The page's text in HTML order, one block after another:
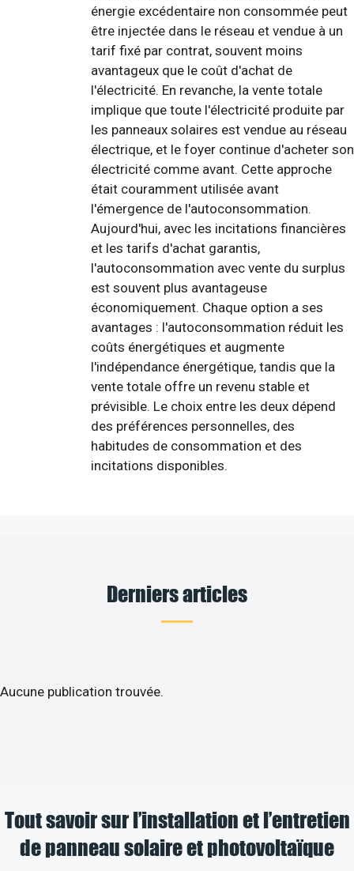
énergie excédentaire non consommée peut
être injectée dans le réseau et vendue à un
tarif fixé par contrat, souvent moins
avantageux que le coût d'achat de
l'électricité. En revanche, la vente totale
implique que toute l'électricité produite par
les panneaux solaires est vendue au réseau
électrique, et le foyer continue d'acheter son
électricité comme avant. Cette approche
était couramment utilisée avant
l'émergence de l'autoconsommation.
Aujourd'hui, avec les incitations financières
et les tarifs d'achat garantis,
l'autoconsommation avec vente du surplus
est souvent plus avantageuse
économiquement. Chaque option a ses
avantages : l'autoconsommation réduit les
coûts énergétiques et augmente
l'indépendance énergétique, tandis que la
vente totale offre un revenu stable et
prévisible. Le choix entre les deux dépend
des préférences personnelles, des
habitudes de consommation et des
incitations disponibles.
Derniers articles
Aucune publication trouvée.
Tout savoir sur l’installation et l’entretien
de panneau solaire et photovoltaïque